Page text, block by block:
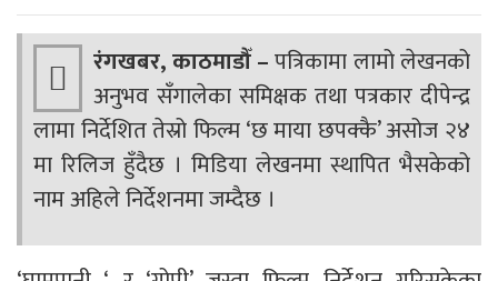
रंगखबर, काठमाडौँ –पत्रिकामा लामो लेखनको
अनुभव सँगालेका समिक्षक तथा पत्रकार दीपेन्द्र
लामा निर्देशित तेस्रो फिल्म ‘छ माया छपक्कै’ असोज २४
मा रिलिज हुँदैछ । मिडिया लेखनमा स्थापित भैसकेको
नाम अहिले निर्देशनमा जम्दैछ ।